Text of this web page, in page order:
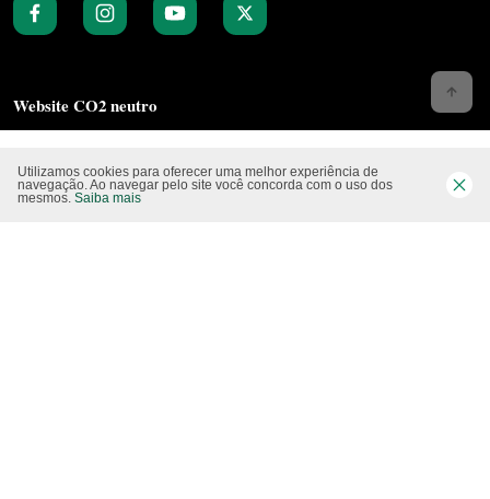
Website CO2 neutro
Utilizamos cookies para oferecer uma melhor experiência de
navegação. Ao navegar pelo site você concorda com o uso dos
mesmos. Saiba mais